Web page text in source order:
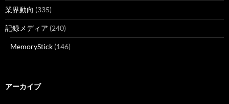
業界動向 (335)
記録メディア (240)
MemoryStick (146)
アーカイブ